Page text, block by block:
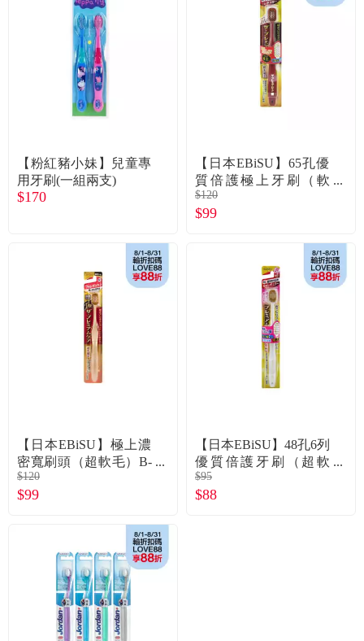
食品／健康食補
優惠活動
折價券、紅利說明
【粉紅豬小妹】兒童專
用牙刷(一組兩支)
$170
【日本EBiSU】65孔優
質倍護極上牙刷（軟
毛）B-8011S
$120
$99
【日本EBiSU】極上濃
密寬刷頭（超軟毛）B-
3620SS
$120
$99
【日本EBiSU】48孔6列
優質倍護牙刷（超軟
毛）B-8004 6R
$95
$88